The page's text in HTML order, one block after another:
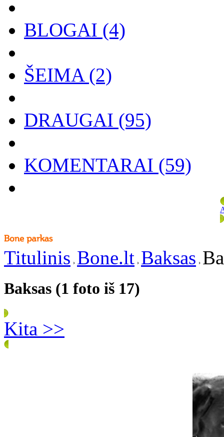
BLOGAI (4)
ŠEIMA(2)
DRAUGAI (95)
KOMENTARAI (59)
Titulinis Bone.lt Baksas
Baksas (1 foto iš 17)
Kita >>